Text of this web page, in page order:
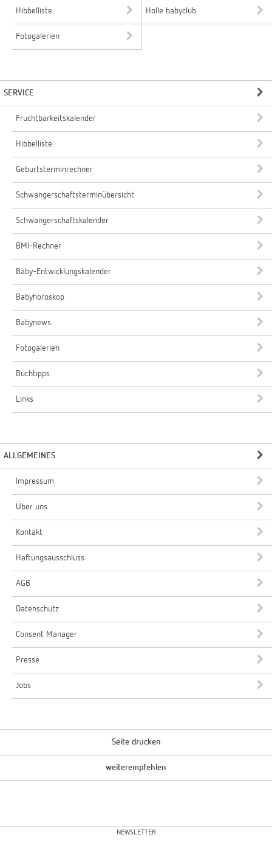
Hibbelliste Holle babyclub
Fotogalerien
SERVICE
Fruchtbarkeitskalender
Hibbelliste
Geburtsterminrechner
Schwangerschaftsterminübersicht
Schwangerschaftskalender
BMI-Rechner
Baby-Entwicklungskalender
Babyhoroskop
Babynews
Fotogalerien
Buchtipps
Links
ALLGEMEINES
Impressum
Über uns
Kontakt
Haftungsausschluss
AGB
Datenschutz
Consent Manager
Presse
Jobs
Seite drucken
weiterempfehlen
NEWSLETTER